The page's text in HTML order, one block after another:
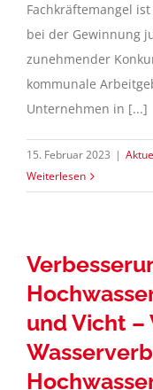
Fachkräftemangel
bei der Gewinnung
zunehmender
kommunale
Unternehmen in [...]
15. Februar 2023 |
Weiterlesen
und Vicht –